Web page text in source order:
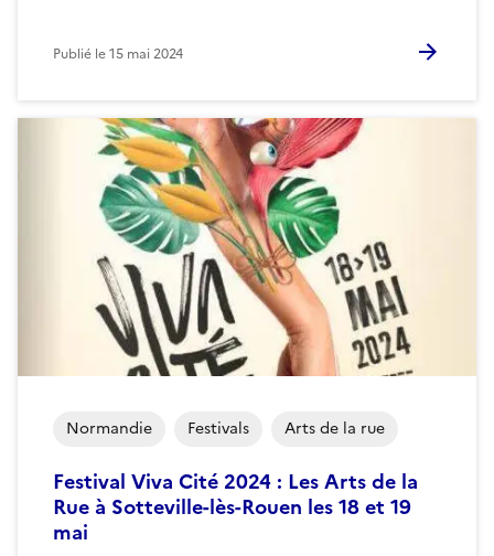
Publié le15 mai 2024
Festival Viva Cité 2024 : Les Arts de la
Rue à Sotteville-lès-Rouen les 18 et 19
mai
Normandie Festivals Arts de la rue